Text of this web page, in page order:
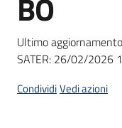
strumenti
acquisto
BO
Ultimo
SATER: 26/02/2026
CondividiVedi azioni